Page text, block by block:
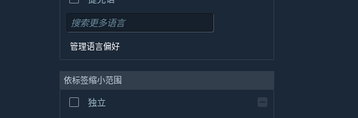
丹麦语
德语
西班牙语 - 西班牙
西班牙语 - 拉丁美洲
管理语言偏好
依标签缩小范围
独立